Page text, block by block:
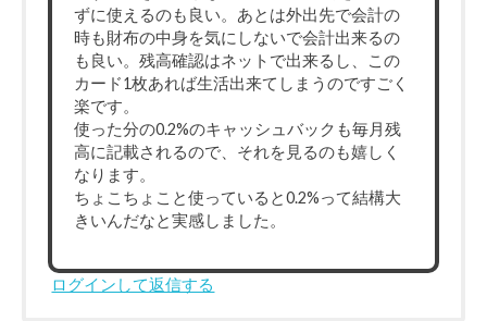
ずに使えるのも良い。あとは外出先で会計の
時も財布の中身を気にしないで会計出来るの
も良い。残高確認はネットで出来るし、この
カード1枚あれば生活出来てしまうのですごく
楽です。
使った分の0.2%のキャッシュバックも毎月残
高に記載されるので、それを見るのも嬉しく
なります。
ちょこちょこと使っていると0.2%って結構大
きいんだなと実感しました。
ログインして返信する